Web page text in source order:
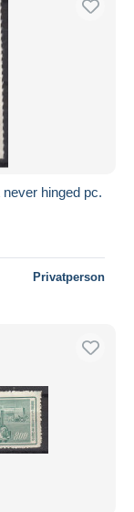
hinged pc.
Privatperson